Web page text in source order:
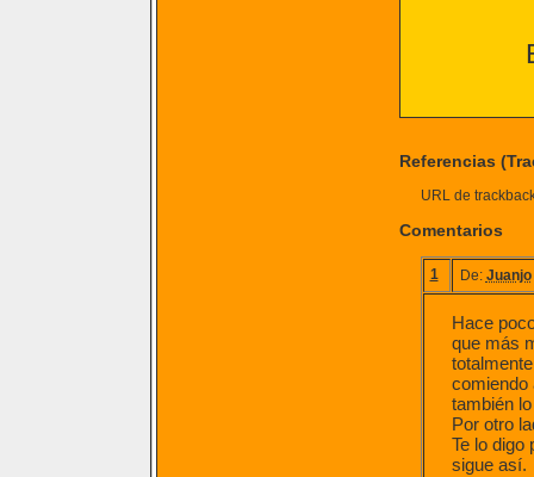
Referencias
URL de
Comentarios
1 De: Juanjo
Hace
que más
comiendo
también
Por otro
Te lo digo
sigue así.